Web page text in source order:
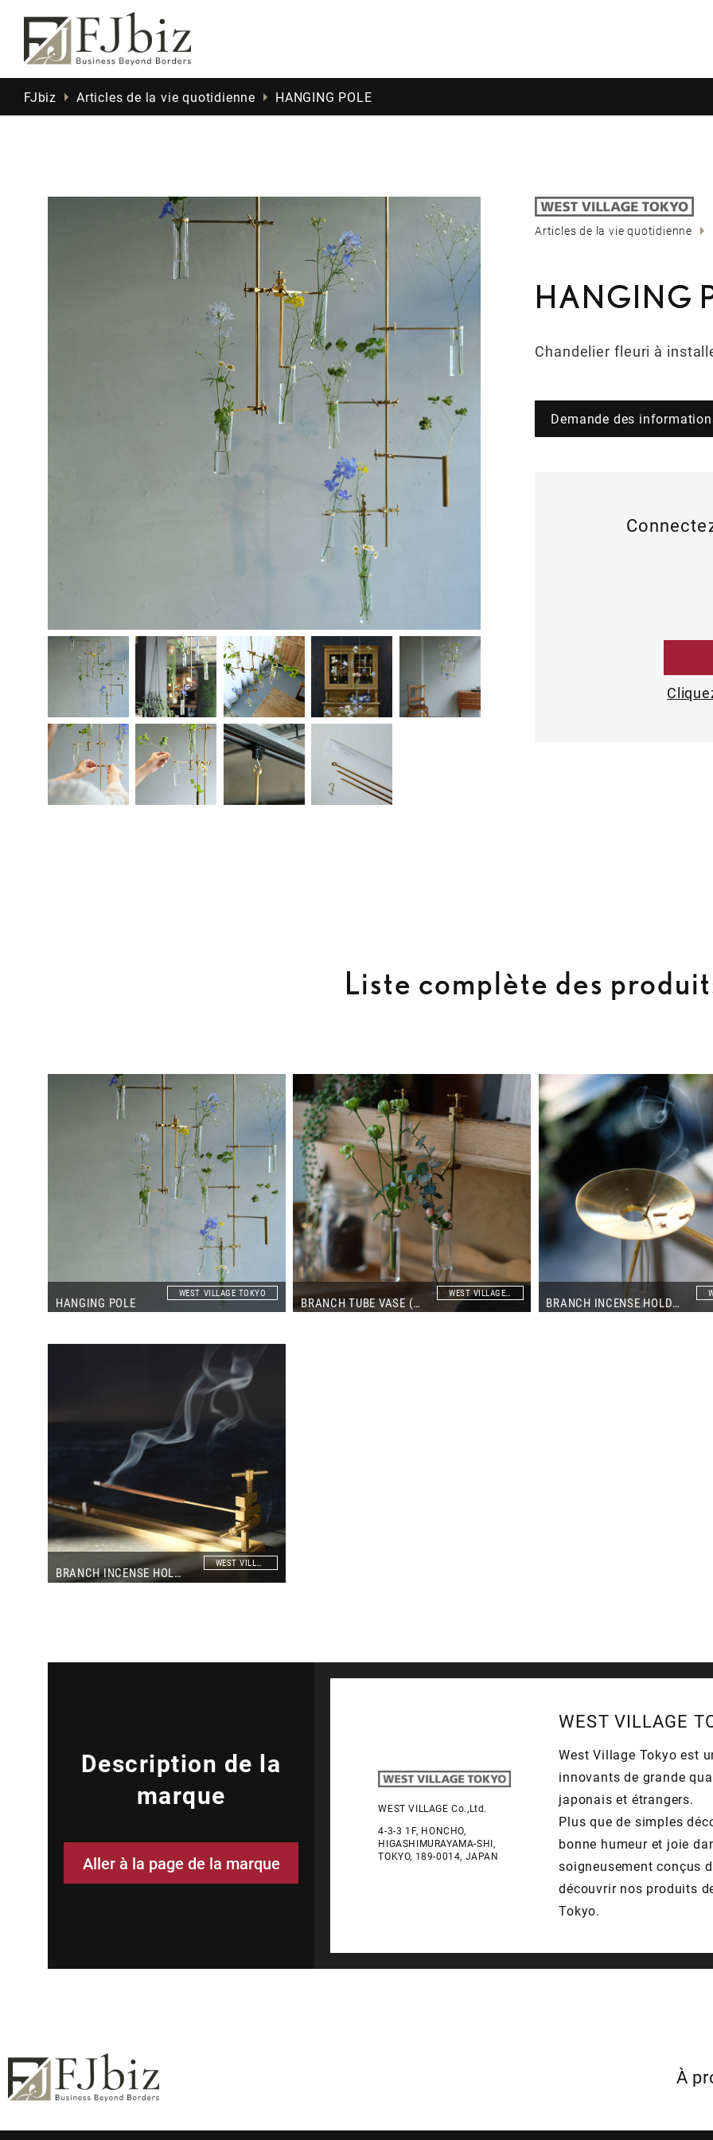
FJbiz Articles de la vie quotidienne HANGING POLE
Articles de la vie quotidienne
HANGING
Chandelier fleuri à
Demande des
Liste complète des
HANGING POLE
WEST VILLAGE TOKYO
BRANCH TUBE VASE (SINGLE)
WEST VILLAGE TOKYO
BRANCH INCENSE HOLDER(STRATUS）
BRANCH INCENSE HOLDER(FLOCCUS)
WEST VILLAGE TOKYO
Description de la
marque
Aller à la page de la marque
WEST VILLAGE Co.,Ltd.
4-3-3 1F, HONCHO,
HIGASHIMURAYAMA-SHI,
TOKYO, 189-0014, JAPAN
WEST VILLAGE
West Village Tokyo est
innovants de grande
japonais et étrangers.
Plus que de simples
bonne humeur et joie
soigneusement conçus
découvrir nos produits
Tokyo.
À